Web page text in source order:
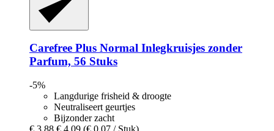
Carefree Plus Normal Inlegkruisjes zonder
Parfum, 56 Stuks
-5%
Langdurige frisheid & droogte
Neutraliseert geurtjes
Bijzonder zacht
€ 3,88 € 4,09 (€ 0,07 / Stuk)